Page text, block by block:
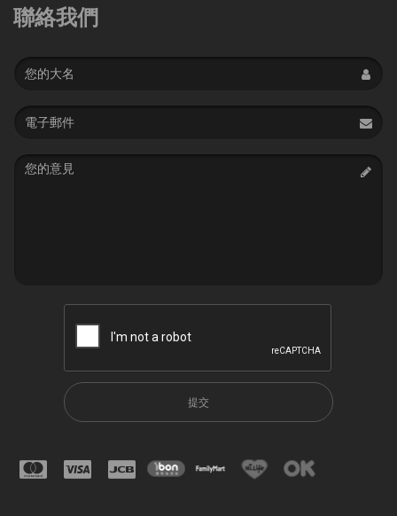
聯絡我們
Name
Email
address
Message
提交